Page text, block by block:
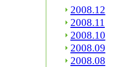
2008.12
2008.11
2008.10
2008.09
2008.08